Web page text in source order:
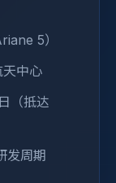
5）
天中心
（抵达
发周期